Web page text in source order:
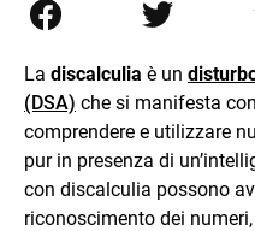
processi di
pluridecennale nel
trattamento degli
relazioni. Lo sviluppo
personali dell'io
stati di blocco o
centrale dei suoi
coppia o di gruppo.
La discalculia è un
(DSA) che si manifesta
comprendere e utilizzare
pur in presenza di
con discalculia possono
riconoscimento dei